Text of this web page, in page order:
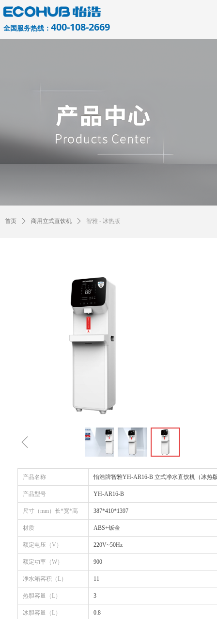
全国服务热线： 400-108-2669
ꁆ
产品名称 怡浩牌智雅YH-AR16-B 立式净水直饮机（冰热
产品型号 YH-AR16-B
尺寸（mm）长*宽*高 387*410*1397
材质 ABS+钣金
额定电压（V） 220V~50Hz
额定功率（W） 900
净水箱容积（L） 11
热胆容量（L） 3
冰胆容量（L） 0.8
首页 ꄲ 商用立式直饮机 ꄲ 智雅 - 冰热版